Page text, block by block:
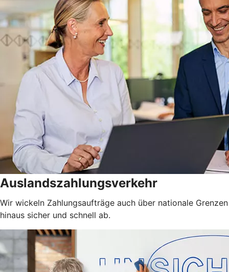
Auslandszahlungsverkehr
Wir wickeln Zahlungsaufträge auch über nationale Grenzen
hinaus sicher und schnell ab.